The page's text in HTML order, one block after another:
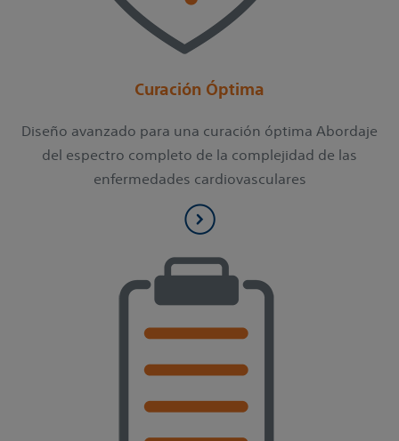
Curación Óptima
Diseño avanzado para una curación óptima Abordaje
del espectro completo de la complejidad de las
enfermedades cardiovasculares